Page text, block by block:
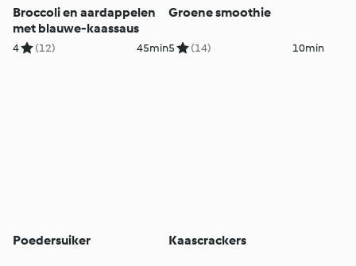
Broccoli en aardappelen
met blauwe-kaassaus
4 (12) 45min
Groene smoothie
5 (14) 10min
Poedersuiker Kaascrackers